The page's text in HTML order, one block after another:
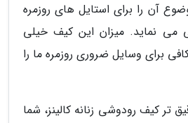
آن را برای استایل های روزمره
می نماید. میزان این کیف خیلی
برای وسایل ضروری روزمره ما را
تر کیف رودوشی زنانه کالینز، شما